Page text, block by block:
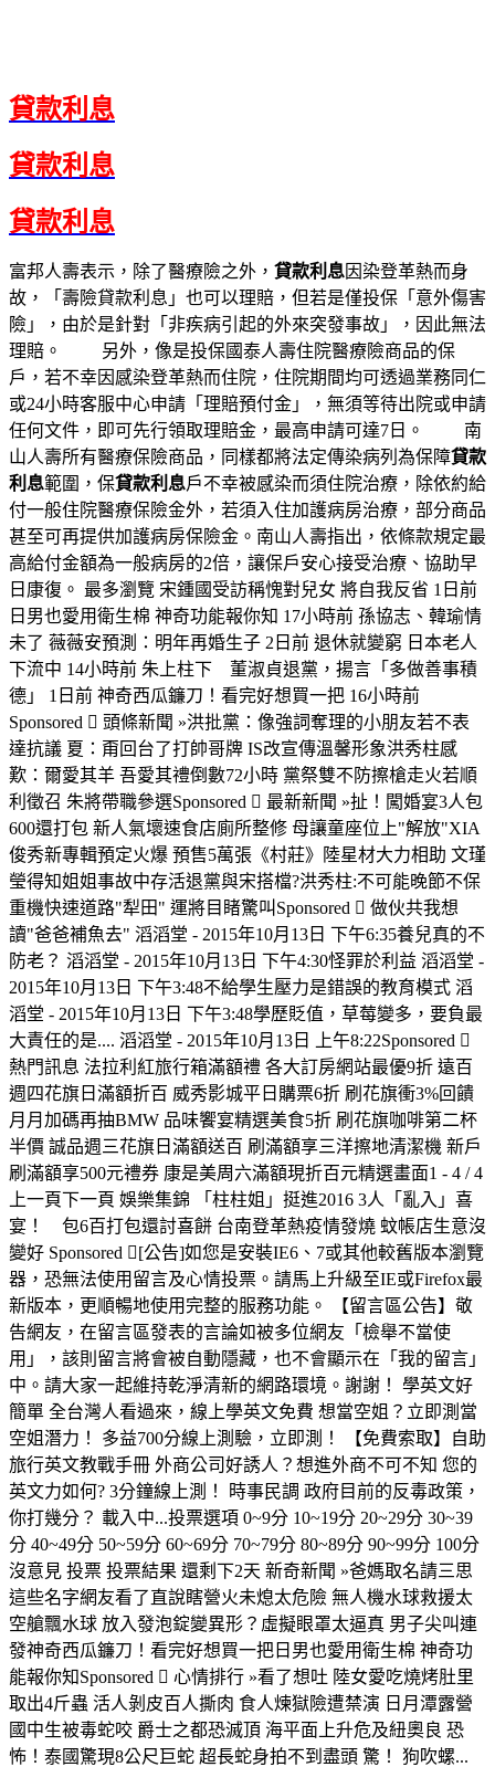
貸款利息
貸款利息
貸款利息
富邦人壽表示，除了醫療險之外， 貸款利息因染登革熱而身
故，「壽險貸款利息」也可以理賠，但若是僅投保「意外傷害
險」，由於是針對「非疾病引起的外來突發事故」，因此無法
理賠。 另外，像是投保國泰人壽住院醫療險商品的保
戶，若不幸因感染登革熱而住院，住院期間均可透過業務同仁
或24小時客服中心申請「理賠預付金」，無須等待出院或申請
任何文件，即可先行領取理賠金，最高申請可達7日。 南
山人壽所有醫療保險商品，同樣都將法定傳染病列為保障貸款
利息範圍，保貸款利息戶不幸被感染而須住院治療，除依約給
付一般住院醫療保險金外，若須入住加護病房治療，部分商品
甚至可再提供加護病房保險金。南山人壽指出，依條款規定最
高給付金額為一般病房的2倍，讓保戶安心接受治療、協助早
日康復。 最多瀏覽 宋鍾國受訪稱愧對兒女 將自我反省 1日前
日男也愛用衛生棉 神奇功能報你知 17小時前 孫協志、韓瑜情
未了 薇薇安預測：明年再婚生子 2日前 退休就變窮 日本老人
下流中 14小時前 朱上柱下 董淑貞退黨，揚言「多做善事積
德」 1日前 神奇西瓜鐮刀！看完好想買一把 16小時前
Sponsored  頭條新聞 »洪批黨：像強詞奪理的小朋友若不表
達抗議 夏：甭回台了打帥哥牌 IS改宣傳溫馨形象洪秀柱感
歎：爾愛其羊 吾愛其禮倒數72小時 黨祭雙不防擦槍走火若順
利徵召 朱將帶職參選Sponsored  最新新聞 »扯！闖婚宴3人包
600還打包 新人氣壞速食店廁所整修 母讓童座位上"解放"XIA
俊秀新專輯預定火爆 預售5萬張《村莊》陸星材大力相助 文瑾
瑩得知姐姐事故中存活退黨與宋搭檔?洪秀柱:不可能晚節不保
重機快速道路"犁田" 運將目睹驚叫Sponsored  做伙共我想
讀"爸爸補魚去" 滔滔堂 - 2015年10月13日 下午6:35養兒真的不
防老？ 滔滔堂 - 2015年10月13日 下午4:30怪罪於利益 滔滔堂 -
2015年10月13日 下午3:48不給學生壓力是錯誤的教育模式 滔
滔堂 - 2015年10月13日 下午3:48學歷貶值，草莓變多，要負最
大責任的是.... 滔滔堂 - 2015年10月13日 上午8:22Sponsored 
熱門訊息 法拉利紅旅行箱滿額禮 各大訂房網站最優9折 遠百
週四花旗日滿額折百 威秀影城平日購票6折 刷花旗衝3%回饋
月月加碼再抽BMW 品味饗宴精選美食5折 刷花旗咖啡第二杯
半價 誠品週三花旗日滿額送百 刷滿額享三洋擦地清潔機 新戶
刷滿額享500元禮券 康是美周六滿額現折百元精選畫面1 - 4 / 4
上一頁下一頁 娛樂集錦 「柱柱姐」挺進2016 3人「亂入」喜
宴！ 包6百打包還討喜餅 台南登革熱疫情發燒 蚊帳店生意沒
變好 Sponsored [公告]如您是安裝IE6、7或其他較舊版本瀏覽
器，恐無法使用留言及心情投票。請馬上升級至IE或Firefox最
新版本，更順暢地使用完整的服務功能。 【留言區公告】敬
告網友，在留言區發表的言論如被多位網友「檢舉不當使
用」，該則留言將會被自動隱藏，也不會顯示在「我的留言」
中。請大家一起維持乾淨清新的網路環境。謝謝！ 學英文好
簡單 全台灣人看過來，線上學英文免費 想當空姐？立即測當
空姐潛力！ 多益700分線上測驗，立即測！ 【免費索取】自助
旅行英文教戰手冊 外商公司好誘人？想進外商不可不知 您的
英文力如何? 3分鐘線上測！ 時事民調 政府目前的反毒政策，
你打幾分？ 載入中...投票選項 0~9分 10~19分 20~29分 30~39
分 40~49分 50~59分 60~69分 70~79分 80~89分 90~99分 100分
沒意見 投票 投票結果 還剩下2天 新奇新聞 »爸媽取名請三思
這些名字網友看了直說瞎營火未熄太危險 無人機水球救援太
空艙飄水球 放入發泡錠變異形？虛擬眼罩太逼真 男子尖叫連
發神奇西瓜鐮刀！看完好想買一把日男也愛用衛生棉 神奇功
能報你知Sponsored  心情排行 »看了想吐 陸女愛吃燒烤肚里
取出4斤蟲 活人剝皮百人撕肉 食人煉獄險遭禁演 日月潭露營
國中生被毒蛇咬 爵士之都恐滅頂 海平面上升危及紐奧良 恐
怖！泰國驚現8公尺巨蛇 超長蛇身拍不到盡頭 驚！ 狗吹螺...